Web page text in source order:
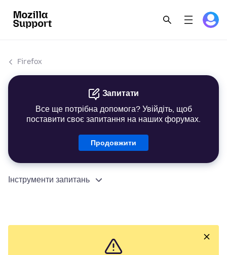
Firefox
Запитати
Все ще потрібна допомога? Увійдіть, щоб
поставити своє запитання на наших форумах.
Продовжити
Інструменти запитань